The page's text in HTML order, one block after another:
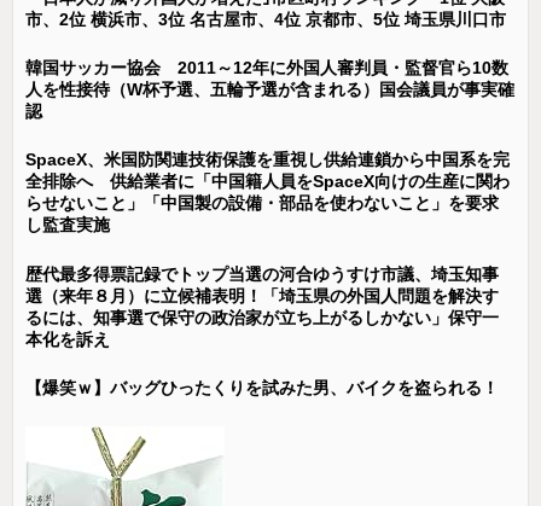
市、2位 横浜市、3位 名古屋市、4位 京都市、5位 埼玉県川口市
韓国サッカー協会 2011～12年に外国人審判員・監督官ら10数
人を性接待（W杯予選、五輪予選が含まれる）国会議員が事実確
認
SpaceX、米国防関連技術保護を重視し供給連鎖から中国系を完
全排除へ 供給業者に「中国籍人員をSpaceX向けの生産に関わ
らせないこと」「中国製の設備・部品を使わないこと」を要求
し監査実施
歴代最多得票記録でトップ当選の河合ゆうすけ市議、埼玉知事
選（来年８月）に立候補表明！「埼玉県の外国人問題を解決す
るには、知事選で保守の政治家が立ち上がるしかない」保守一
本化を訴え
【爆笑ｗ】バッグひったくりを試みた男、バイクを盗られる！